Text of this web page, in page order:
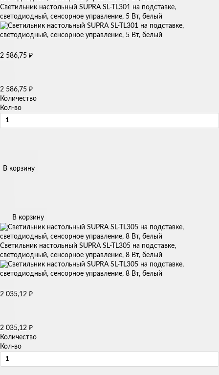
Светильник настольный SUPRA SL-TL301 на подставке,
светодиодный, сенсорное управление, 5 Вт, белый
2 586,75 ₽
2 586,75 ₽
Количество
Кол-во
В корзину
В корзину
Светильник настольный SUPRA SL-TL305 на подставке,
светодиодный, сенсорное управление, 8 Вт, белый
2 035,12 ₽
2 035,12 ₽
Количество
Кол-во